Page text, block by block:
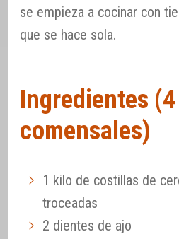
se empieza a cocinar con
que se hace sola.
Ingredientes (4
comensales)
1 kilo de costillas de
troceadas
2 dientes de ajo